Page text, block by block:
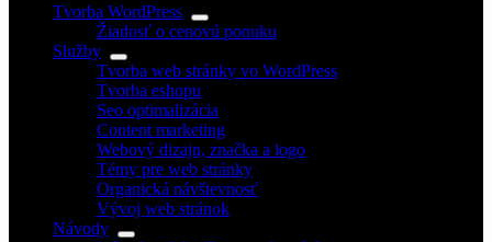
Tvorba WordPress
Žiadosť o cenovú ponuku
Služby
Tvorba web stránky vo WordPress
Tvorba eshopu
Seo optimalizácia
Content marketing
Webový dizajn, značka a logo
Témy pre web stránky
Organická návštevnosť
Vývoj web stránok
Návody